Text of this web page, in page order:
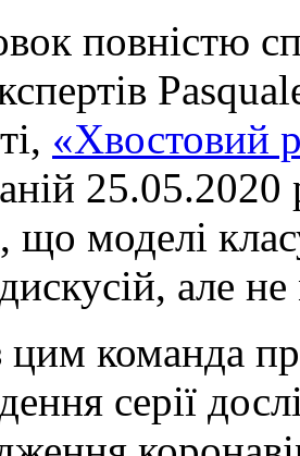
повністю
«Хвостовий
що моделі
але
цим команда
серії